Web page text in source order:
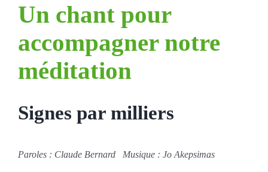
Un chant pour
accompagner notre
méditation
Signes par milliers
Paroles : Claude Bernard Musique : Jo Akepsimas